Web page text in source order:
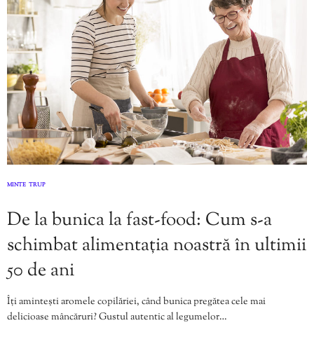
MINTE TRUP
De la bunica la fast-food: Cum s-a
schimbat alimentația noastră în ultimii
50 de ani
Îți amintești aromele copilăriei, când bunica pregătea cele mai
delicioase mâncăruri? Gustul autentic al legumelor…